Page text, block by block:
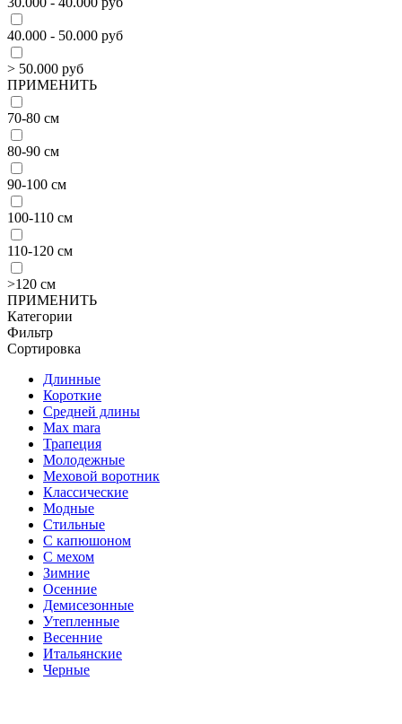
40.000 - 50.000 руб
> 50.000 руб
ПРИМЕНИТЬ
70-80 см
80-90 см
90-100 см
100-110 см
110-120 см
>120 см
ПРИМЕНИТЬ
Категории
Фильтр
Сортировка
Длинные
Короткие
Средней длины
Max mara
Трапеция
Молодежные
Меховой воротник
Классические
Модные
Стильные
С капюшоном
С мехом
Зимние
Осенние
Демисезонные
Утепленные
Весенние
Итальянские
Черные